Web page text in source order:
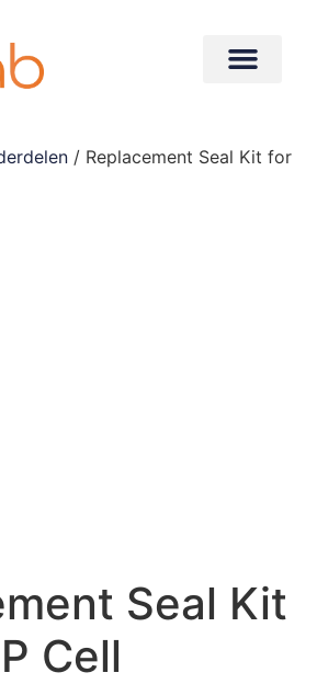
/ Replacement Seal Kit for
Seal Kit
Cell